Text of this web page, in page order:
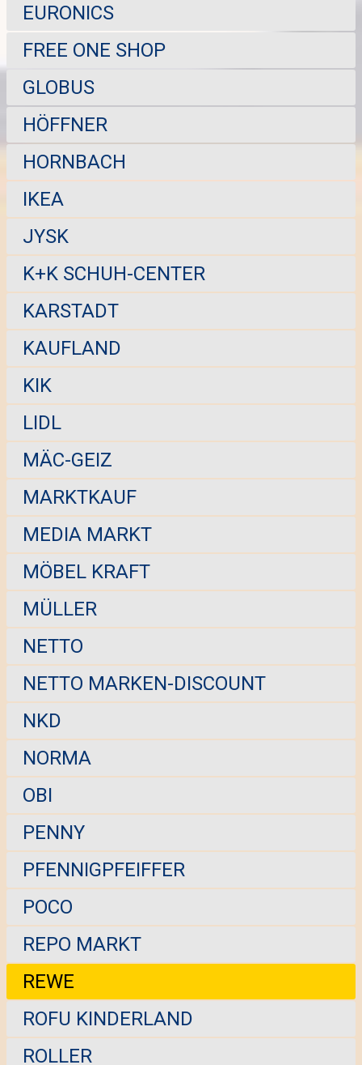
EURONICS
FREE ONE SHOP
GLOBUS
HÖFFNER
HORNBACH
IKEA
JYSK
K+K SCHUH-CENTER
KARSTADT
KAUFLAND
KIK
LIDL
MÄC-GEIZ
MARKTKAUF
MEDIA MARKT
MÖBEL KRAFT
MÜLLER
NETTO
NETTO MARKEN-DISCOUNT
NKD
NORMA
OBI
PENNY
PFENNIGPFEIFFER
POCO
REPO MARKT
REWE
ROFU KINDERLAND
ROLLER